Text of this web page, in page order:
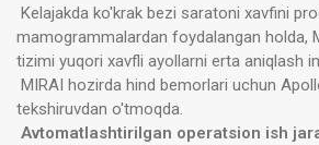
Kelajakda ko'krak bezi saratoni xavfini
mamogrammalardan foydalangan holda,
tizimi yuqori xavfli ayollarni erta aniqlash
MIRAI hozirda hind bemorlari uchun
tekshiruvdan o'tmoqda.
Avtomatlashtirilgan operatsion ish